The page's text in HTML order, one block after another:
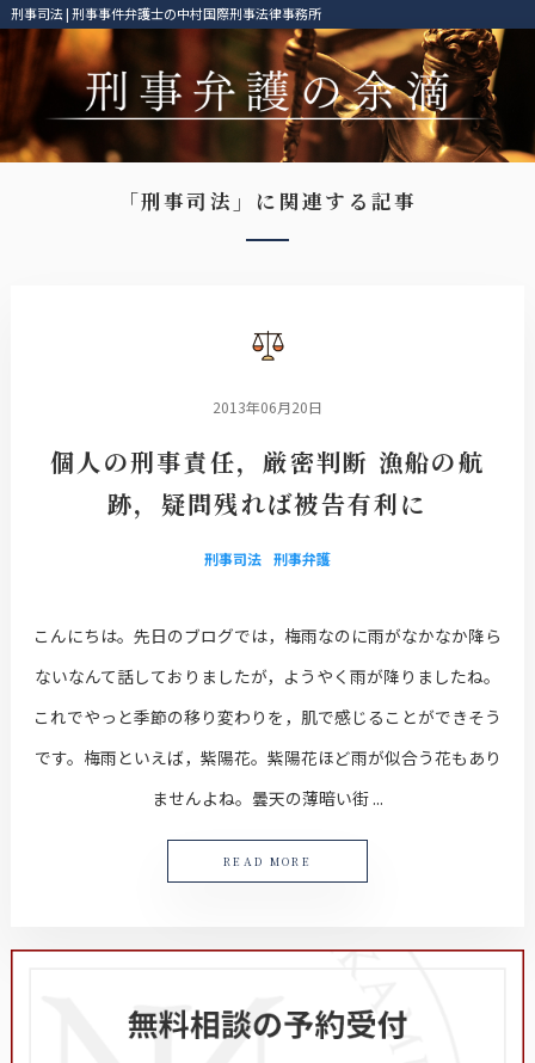
刑事司法 | 刑事事件弁護士の中村国際刑事法律事務所
「刑事司法」に関連する記事
2013年06月20日
個人の刑事責任，厳密判断 漁船の航
跡，疑問残れば被告有利に
刑事司法 刑事弁護
こんにちは。先日のブログでは，梅雨なのに雨がなかなか降ら
ないなんて話しておりましたが，ようやく雨が降りましたね。
これでやっと季節の移り変わりを，肌で感じることができそう
です。梅雨といえば，紫陽花。紫陽花ほど雨が似合う花もあり
ませんよね。曇天の薄暗い街 ...
READ MORE